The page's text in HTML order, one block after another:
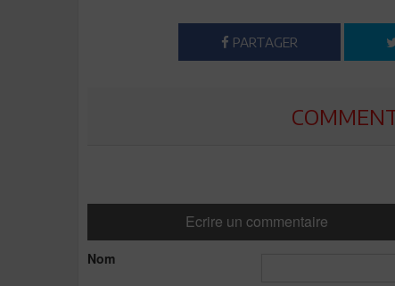
PARTAGER
Ecrire un commentaire
Nom